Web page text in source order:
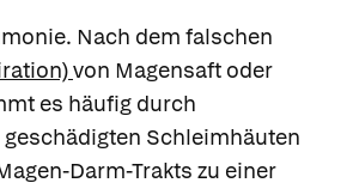
Nach dem falschen
von Magensaft oder
es häufig durch
Schleimhäuten
Darm-Trakts zu einer